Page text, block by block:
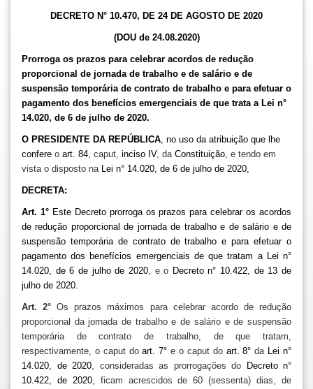
DECRETO N° 10.470, DE 24 DE AGOSTO DE 2020
(DOU de 24.08.2020)
Prorroga os prazos para celebrar acordos de redução
proporcional de jornada de trabalho e de salário e de
suspensão temporária de contrato de trabalho e para efetuar o
pagamento dos benefícios emergenciais de que trata a Lei n°
14.020, de 6 de julho de 2020.
O PRESIDENTE DA REPÚBLICA, no uso da atribuição que lhe
confere o art. 84, caput, inciso IV, da Constituição, e tendo em
vista o disposto na Lei n° 14.020, de 6 de julho de 2020,
DECRETA:
Art. 1°Este Decreto prorroga os prazos para celebrar os acordos
de redução proporcional de jornada de trabalho e de salário e de
suspensão temporária de contrato de trabalho e para efetuar o
pagamento dos benefícios emergenciais de que tratam a Lei n°
14.020, de 6 de julho de 2020, e o Decreto n° 10.422, de 13 de
julho de 2020.
Art. 2°Os prazos máximos para celebrar acordo de redução
proporcional da jornada de trabalho e de salário e de suspensão
temporária de contrato de trabalho, de que tratam,
respectivamente, o caput doart. 7° e o caput do art. 8° da Lei n°
14.020, de 2020, consideradas as prorrogações do
Decreto n°
10.422, de 2020, ficam acrescidos de 60 (sessenta) dias, de